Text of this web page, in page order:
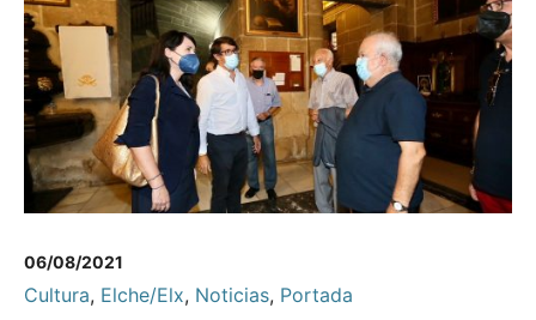
06/08/2021
Cultura, Elche/Elx, Noticias, Portada